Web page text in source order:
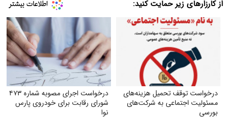
از کارزارهای زیر حمایت کنید:
درخواست توقف تحمیل هزینه‌های
مسئولیت اجتماعی به شرکت‌های
بورسی
درخواست اجرای مصوبه شماره ۴۷۳
شورای رقابت برای خودروی پارس
نوا